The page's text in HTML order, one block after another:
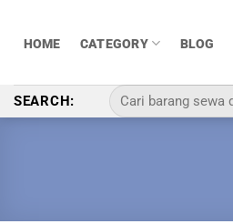
HOME CATEGORY BLOG
SEARCH:
Pencarian
untuk: